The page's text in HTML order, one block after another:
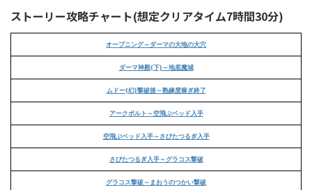
ストーリー攻略チャート(想定クリアタイム7時間30分)
オープニング～ダーマの大地の大穴
ダーマ神殿(下)～地底魔城
ムドー(幻)撃破後～熟練度稼ぎ終了
アークボルト～空飛ぶベッド入手
空飛ぶベッド入手～さびたつるぎ入手
さびたつるぎ入手～グラコス撃破
グラコス撃破～まおうのつかい撃破